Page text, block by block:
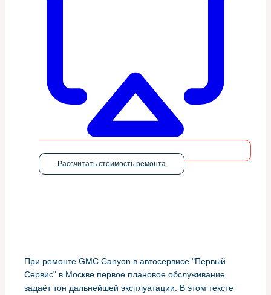
Рассчитать стоимость ремонта
При ремонте GMC Canyon в автосервисе "Первый
Сервис" в Москве первое плановое обслуживание
задаёт тон дальнейшей эксплуатации. В этом тексте